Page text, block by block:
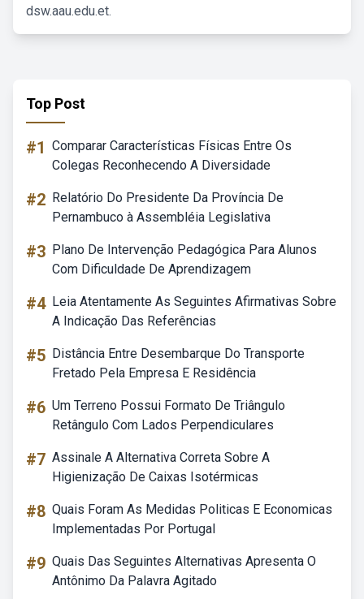
dsw.aau.edu.et.
Top Post
#1 Comparar Características Físicas Entre Os
Colegas Reconhecendo A Diversidade
#2 Relatório Do Presidente Da Província De
Pernambuco à Assembléia Legislativa
#3 Plano De Intervenção Pedagógica Para Alunos
Com Dificuldade De Aprendizagem
#4 Leia Atentamente As Seguintes Afirmativas Sobre
A Indicação Das Referências
#5 Distância Entre Desembarque Do Transporte
Fretado Pela Empresa E Residência
#6 Um Terreno Possui Formato De Triângulo
Retângulo Com Lados Perpendiculares
#7 Assinale A Alternativa Correta Sobre A
Higienização De Caixas Isotérmicas
#8 Quais Foram As Medidas Politicas E Economicas
Implementadas Por Portugal
#9 Quais Das Seguintes Alternativas Apresenta O
Antônimo Da Palavra Agitado